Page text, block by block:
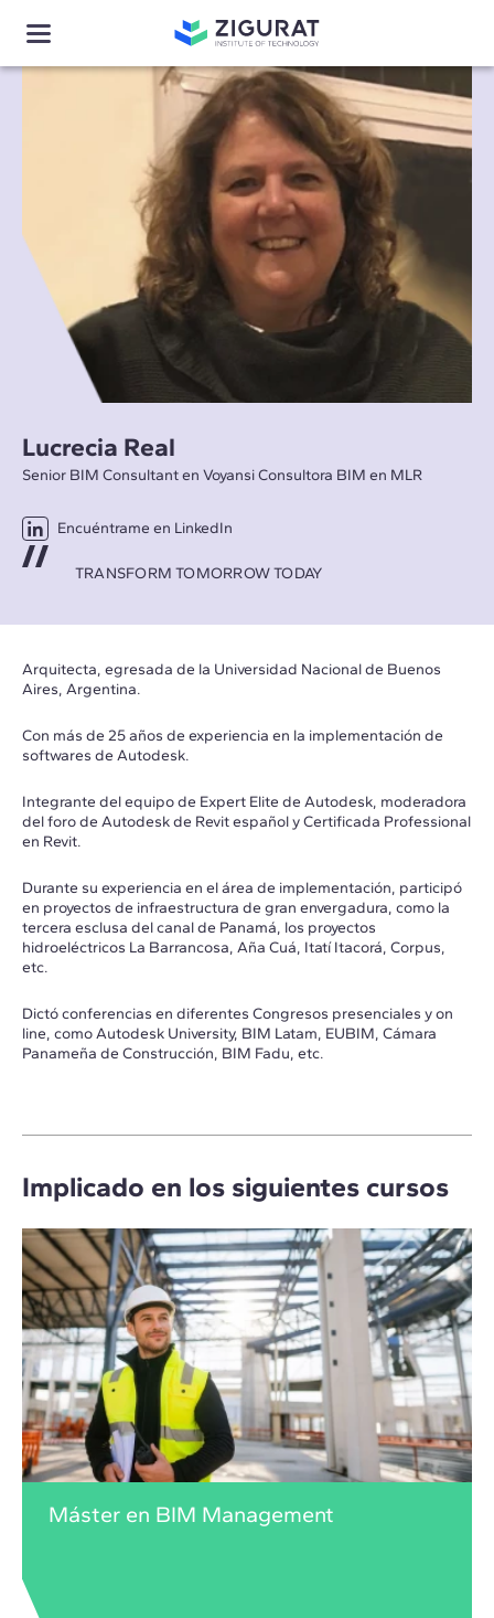
Lucrecia Real
Senior BIM Consultant en Voyansi Consultora BIM en MLR
Encuéntrame en LinkedIn
TRANSFORM TOMORROW TODAY
Arquitecta, egresada de la Universidad Nacional de Buenos
Aires, Argentina.
Con más de 25 años de experiencia en la implementación de
softwares de Autodesk.
Integrante del equipo de Expert Elite de Autodesk, moderadora
del foro de Autodesk de Revit español y Certificada Professional
en Revit.
Durante su experiencia en el área de implementación, participó
en proyectos de infraestructura de gran envergadura, como la
tercera esclusa del canal de Panamá, los proyectos
hidroeléctricos La Barrancosa, Aña Cuá, Itatí Itacorá, Corpus,
etc.
Dictó conferencias en diferentes Congresos presenciales y on
line, como Autodesk University, BIM Latam, EUBIM, Cámara
Panameña de Construcción, BIM Fadu, etc.
Implicado en los siguientes cursos
Máster en BIM Management